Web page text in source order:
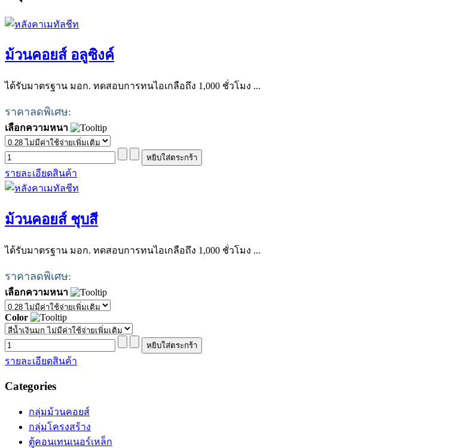
ม้วนคอยส์ อลูซิงค์
ได้รับมาตรฐาน มอก. ทดสอบการทนไอเกลือถึง 1,000 ชั่วโมง ...
ราคาลดพิเศษ:
เลือกความหนา
รายละเอียดสินค้า
ม้วนคอยส์ ชุบสี
ได้รับมาตรฐาน มอก. ทดสอบการทนไอเกลือถึง 1,000 ชั่วโมง ...
ราคาลดพิเศษ:
เลือกความหนา
Color
รายละเอียดสินค้า
Categories
กลุ่มม้วนคอยส์
กลุ่มโครงสร้าง
ตู้คอนเทนเนอร์เหล็ก